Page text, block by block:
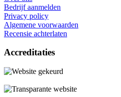
Bedrijf aanmelden
Privacy policy
Algemene voorwaarden
Recensie achterlaten
Accreditaties